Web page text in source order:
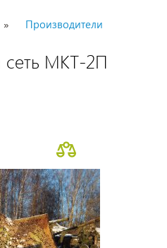
Производители
сеть МКТ-2П